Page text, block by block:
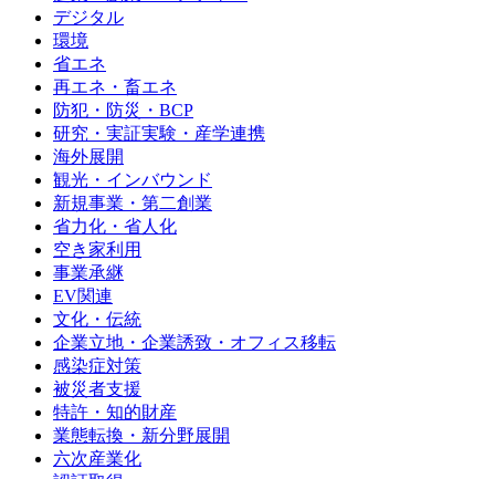
デジタル
環境
省エネ
再エネ・畜エネ
防犯・防災・BCP
研究・実証実験・産学連携
海外展開
観光・インバウンド
新規事業・第二創業
省力化・省人化
空き家利用
事業承継
EV関連
文化・伝統
企業立地・企業誘致・オフィス移転
感染症対策
被災者支援
特許・知的財産
業態転換・新分野展開
六次産業化